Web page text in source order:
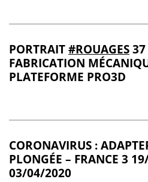
PORTRAIT#ROUAGES
FABRICATION
PLATEFORME PRO3D
CORONAVIRUS :
PLONGÉE – FRANCE 3
03/04/2020